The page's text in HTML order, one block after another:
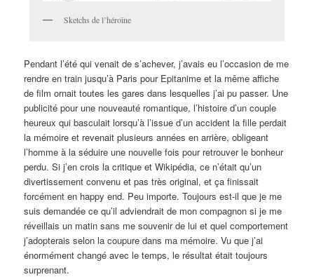
Sketchs de l’héroïne
Pendant l’été qui venait de s’achever, j’avais eu l’occasion de me
rendre en train jusqu’à Paris pour Epitanime et la même affiche
de film ornait toutes les gares dans lesquelles j’ai pu passer. Une
publicité pour une nouveauté romantique, l’histoire d’un couple
heureux qui basculait lorsqu’à l’issue d’un accident la fille perdait
la mémoire et revenait plusieurs années en arrière, obligeant
l’homme à la séduire une nouvelle fois pour retrouver le bonheur
perdu. Si j’en crois la critique et Wikipédia, ce n’était qu’un
divertissement convenu et pas très original, et ça finissait
forcément en happy end. Peu importe. Toujours est-il que je me
suis demandée ce qu’il adviendrait de mon compagnon si je me
réveillais un matin sans me souvenir de lui et quel comportement
j’adopterais selon la coupure dans ma mémoire. Vu que j’ai
énormément changé avec le temps, le résultat était toujours
surprenant.